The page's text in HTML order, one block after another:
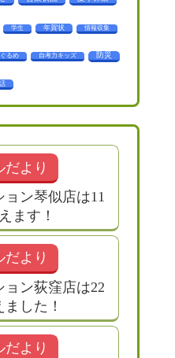
学生 年賀状 情報収集
るめ 自考力キッズ 防災
だより
ン琴似店は11
ます！
だより
ン荻窪店は22
した！
だより